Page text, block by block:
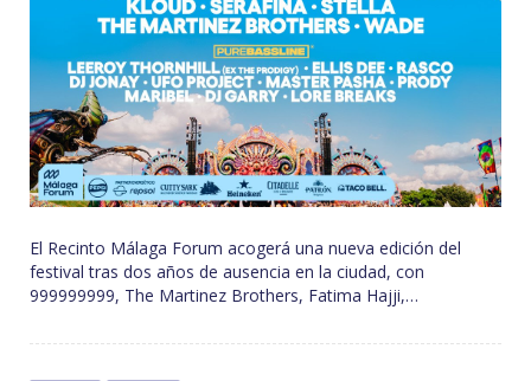
El Recinto Málaga Forum acogerá una nueva edición del
festival tras dos años de ausencia en la ciudad, con
999999999, The Martinez Brothers, Fatima Hajji,…